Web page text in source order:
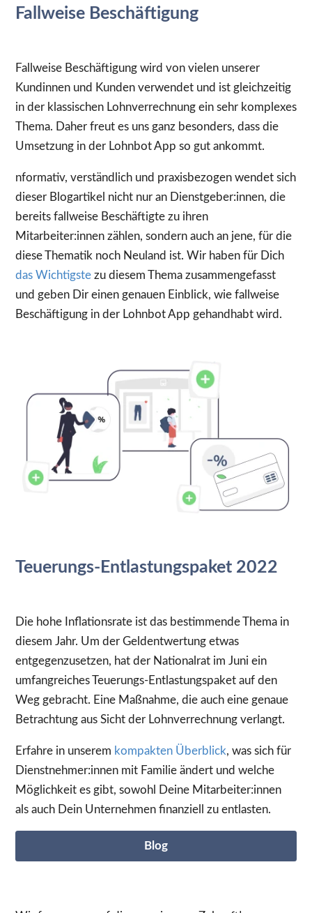
Fallweise Beschäftigung
Fallweise Beschäftigung wird von vielen unserer
Kundinnen und Kunden verwendet und ist gleichzeitig
in der klassischen Lohnverrechnung ein sehr komplexes
Thema. Daher freut es uns ganz besonders, dass die
Umsetzung in der Lohnbot App so gut ankommt.
nformativ, verständlich und praxisbezogen wendet sich
dieser Blogartikel nicht nur an Dienstgeber:innen, die
bereits fallweise Beschäftigte zu ihren
Mitarbeiter:innen zählen, sondern auch an jene, für die
diese Thematik noch Neuland ist. Wir haben für Dich
das Wichtigste zu diesem Thema zusammengefasst
und geben Dir einen genauen Einblick, wie fallweise
Beschäftigung in der Lohnbot App gehandhabt wird.
Teuerungs-Entlastungspaket 2022
Die hohe Inflationsrate ist das bestimmende Thema in
diesem Jahr. Um der Geldentwertung etwas
entgegenzusetzen, hat der Nationalrat im Juni ein
umfangreiches Teuerungs-Entlastungspaket auf den
Weg gebracht. Eine Maßnahme, die auch eine genaue
Betrachtung aus Sicht der Lohnverrechnung verlangt.
Erfahre in unserem kompakten Überblick, was sich für
Dienstnehmer:innen mit Familie ändert und welche
Möglichkeit es gibt, sowohl Deine Mitarbeiter:innen
als auch Dein Unternehmen finanziell zu entlasten.
Blog